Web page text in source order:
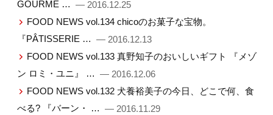
GOURME … — 2016.12.25
FOOD NEWS vol.134 chicoのお菓子な宝物。
『PÂTISSERIE … — 2016.12.13
FOOD NEWS vol.133 真野知子のおいしいギフト 『メゾ
ン ロミ・ユニ』 … — 2016.12.06
FOOD NEWS vol.132 犬養裕美子の今日、どこで何、食
べる? 『バーン・ … — 2016.11.29